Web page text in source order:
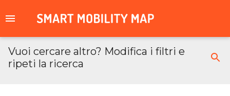
Vuoi cercare altro? Modifica i filtri e
ripeti la ricerca